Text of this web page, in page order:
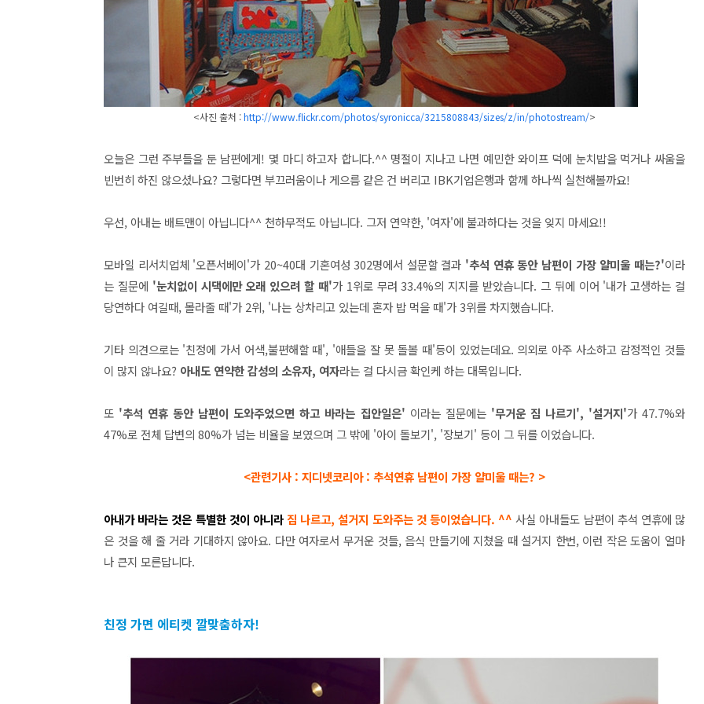
<사진 출처 :http://www.flickr.com/photos/syronicca/3215808843/sizes/z/in/photostream/>
오늘은 그런 주부들을 둔 남편에게! 몇 마디 하고자 합니다.^^ 명절이 지나고 나면 예민한 와이프 덕에 눈치밥을 먹거나 싸움을
빈번히 하진 않으셨나요? 그렇다면 부끄러움이나 게으름 같은 건 버리고 IBK기업은행과 함께 하나씩 실천해볼까요!
우선, 아내는 배트맨이 아닙니다^^ 천하무적도 아닙니다. 그저 연약한, '여자'에 불과하다는 것을 잊지 마세요!!
모바일 리서치업체 '오픈서베이'가 20~40대 기혼여성 302명에서 설문할 결과 '추석 연휴 동안 남편이 가장 얄미울 때는?'이라
는 질문에 '눈치없이 시댁에만 오래 있으려 할 때'가 1위로 무려 33.4%의 지지를 받았습니다. 그 뒤에 이어 '내가 고생하는 걸
당연하다 여길때, 몰라줄 때'가 2위, '나는 상차리고 있는데 혼자 밥 먹을 때'가 3위를 차지했습니다.
기타 의견으로는 '친정에 가서 어색,불편해할 때', '애들을 잘 못 돌볼 때'등이 있었는데요. 의외로 아주 사소하고 감정적인 것들
이 많지 않나요? 아내도 연약한 감성의 소유자, 여자라는 걸 다시금 확인케 하는 대목입니다.
또 '추석 연휴 동안 남편이 도와주었으면 하고 바라는 집안일은' 이라는 질문에는 '무거운 짐 나르기', '설거지'가 47.7%와
47%로 전체 답변의 80%가 넘는 비율을 보였으며 그 밖에 '아이 돌보기', '장보기' 등이 그 뒤를 이었습니다.
<관련기사 : 지디넷코리아 : 추석연휴 남편이 가장 얄미울 때는? >
아내가 바라는 것은 특별한 것이 아니라 짐 나르고, 설거지 도와주는 것등이었습니다. ^^ 사실 아내들도 남편이 추석 연휴에 많
은 것을 해 줄 거라 기대하지 않아요. 다만 여자로서 무거운 것들, 음식 만들기에 지쳤을 때 설거지 한번, 이런 작은 도움이 얼마
나 큰지 모른답니다.
친정 가면 에티켓 깔맞춤하자!